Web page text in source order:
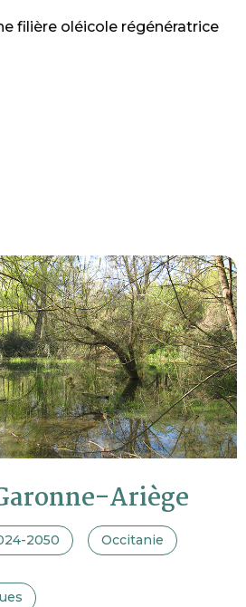
filière oléicole régénératrice
Ariège
2050 Occitanie